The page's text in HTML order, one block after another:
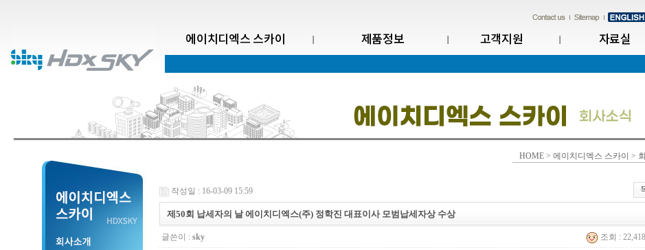
에이치디엑스 스카이 제품정보 고객지원 자료실
HOME > 에이치디엑스 스카이 >
작성일 : 16-03-09 15:59
제50회 납세자의 날 에이치디엑스(주) 정학진 대표이사 모범납세자상 수상
글쓴이 : sky 조회 : 22,418